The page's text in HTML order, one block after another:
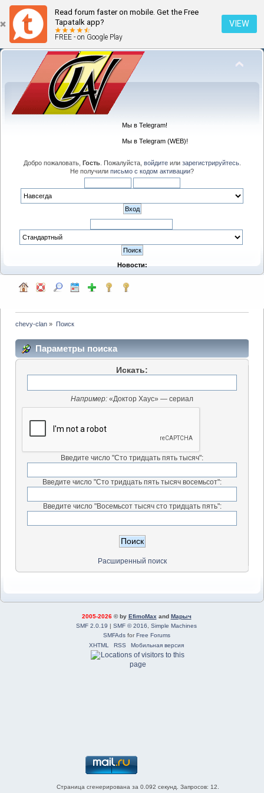
Read forum faster on mobile. Get the Free
Tapatalk app?
FREE - on Google Play
VIEW
Мы в Telegram!
Мы в Telegram (WEB)!
Добро пожаловать, Гость. Пожалуйста, войдитеили зарегистрируйтесь.
Не получили письмо с кодом активации?
Новости:
chevy-clan » Поиск
Параметры поиска
Искать:
Например: «Доктор Хаус» — сериал
Введите число "Сто тридцать пять тысяч":
Введите число "Сто тридцать пять тысяч восемьсот":
Введите число "Восемьсот тысяч сто тридцать пять":
Расширенный поиск
2005-2026© by EfimoMax and Марыч
SMF 2.0.19 | SMF © 2016
Simple Machines
SMFAdsforFree Forums
XHTML
RSS Мобильная версия
Страница сгенерирована за 0.092 секунд. Запросов: 12.